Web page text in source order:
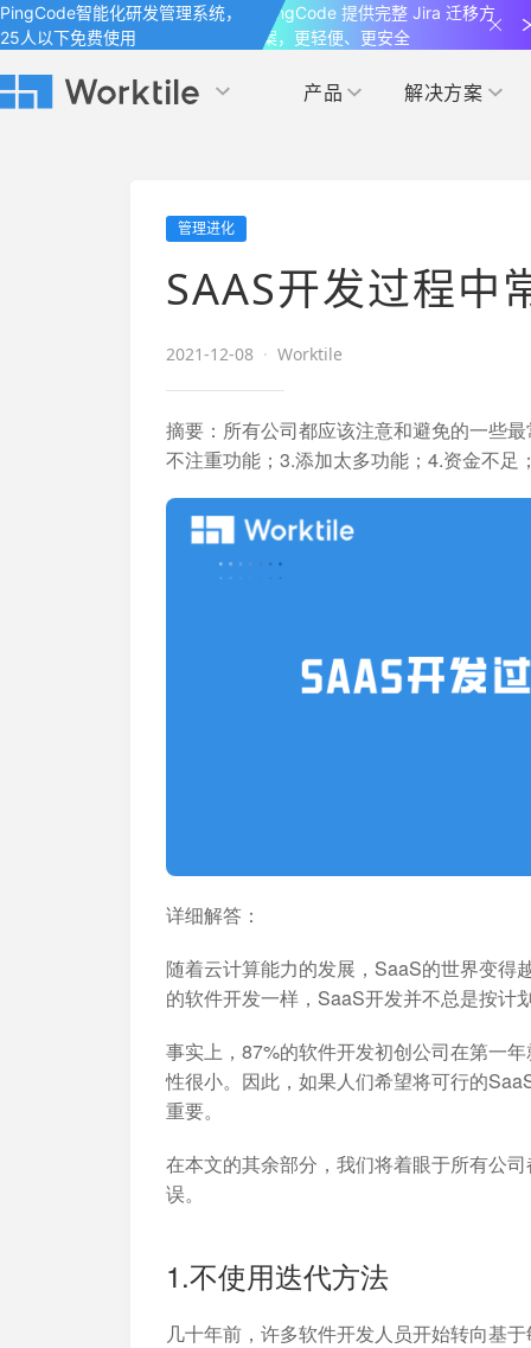
PingCode智能化研发管理系统，
25人以下免费使用
PingCode 提供完整 Jira 迁移方
案，更轻便、更安全
产品
以项目化的方式管理企业任务 国内率先覆盖 OKR
专注于工作场景的即时通讯工具
Worktile 旗下智能化研发管理工具 解决方案
IT研发与运维
Worktile 旗下智能化研发管理工具
全面了解 Worktile 的使用方法和技巧
地 OKR、敏捷研发等先进理念
加入开放平台，打造更好的开放平台
发现最新的产品
解洞察
生态联盟计划
Worktile 旗下智能化研发管理工具
管理进化
SAAS开发过程中
2021-12-08 · Worktile
摘要： 所有公司都应该注意和避免的一些
不注重功能；3.添加太多功能；4.资金不
详细解答：
随着云计算能力的发展，SaaS的世界变得
的软件开发一样，SaaS开发并不总是按计
事实上，87%的软件开发初创公司在第一
性很小。因此，如果人们希望将可行的
重要。
在本文的其余部分，我们将着眼于所有公
误。
1.不使用迭代方法
几十年前，许多软件开发人员开始转向基